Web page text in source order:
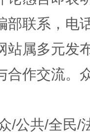
部联系，电
站属多元发
合作交流。
/公共/全民/